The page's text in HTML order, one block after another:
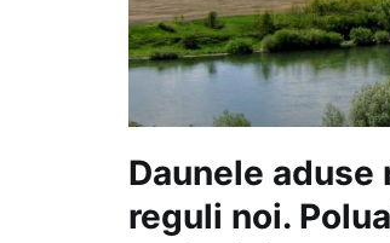
Daunele
reguli noi.